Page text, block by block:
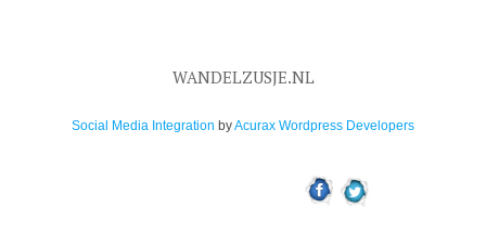
WANDELZUSJE.NL
Social Media Integration byAcurax Wordpress Developers